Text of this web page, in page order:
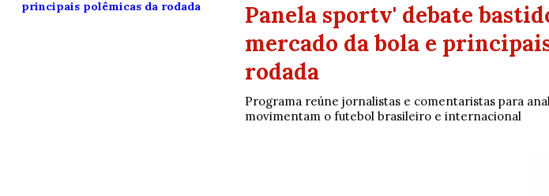
Panela sportv' debate
mercado da bola e
rodada
Programa reúne jornalistas e comentaristas para
movimentam o futebol brasileiro e internacional